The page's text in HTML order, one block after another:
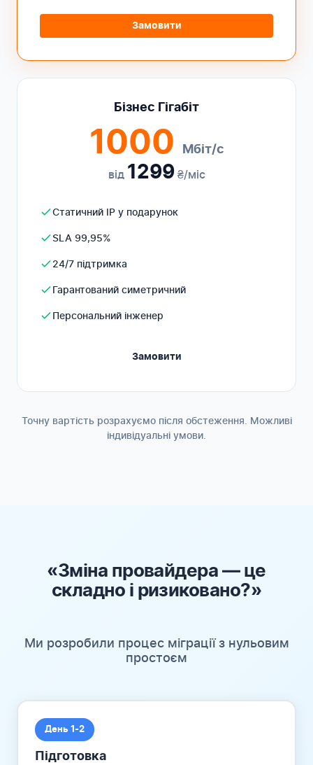
Замовити
Бізнес Гігабіт
1000 Мбіт/с
від 1299₴/міс
Статичний IP у подарунок
SLA 99,95%
24/7 підтримка
Гарантований симетричний
Персональний інженер
Замовити
Точну вартість розрахуємо після обстеження. Можливі
індивідуальні умови.
«Зміна провайдера — це
складно і ризиковано?»
Ми розробили процес міграції з нульовим
простоєм
День 1-2
Підготовка